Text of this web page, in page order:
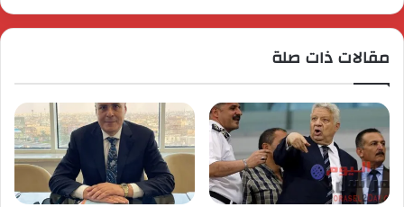
مقالات ذات صلة